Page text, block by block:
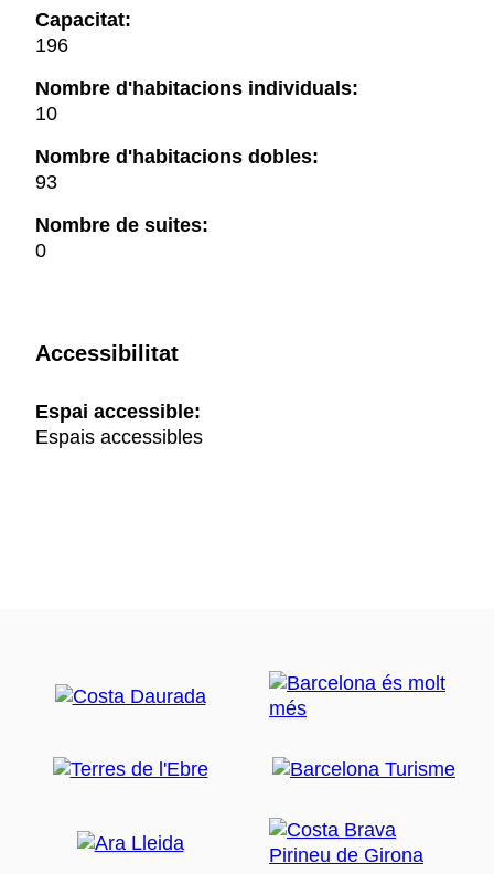
Capacitat:
196
Nombre d'habitacions individuals:
10
Nombre d'habitacions dobles:
93
Nombre de suites:
0
Accessibilitat
Espai accessible:
Espais accessibles